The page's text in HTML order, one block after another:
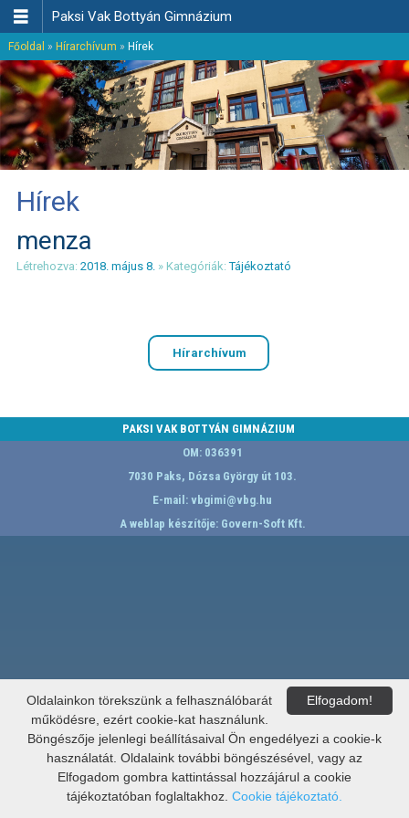
 Paksi Vak Bottyán Gimnázium
Főoldal » Hírarchívum » Hírek
Hírek
menza
Létrehozva: 2018. május 8. » Kategóriák:Tájékoztató
Hírarchívum
PAKSI VAK BOTTYÁN GIMNÁZIUM
OM: 036391
7030 Paks, Dózsa György út 103.
E-mail:vbgimi@vbg.hu
A weblap készítője: Govern-Soft Kft.
Elfogadom!
Oldalainkon törekszünk a felhasználóbarát
működésre, ezért cookie-kat használunk.
Böngészője jelenlegi beállításaival Ön engedélyezi a cookie-k
használatát. Oldalaink további böngészésével, vagy az
Elfogadom gombra kattintással hozzájárul a cookie
tájékoztatóban foglaltakhoz. Cookie tájékoztató.